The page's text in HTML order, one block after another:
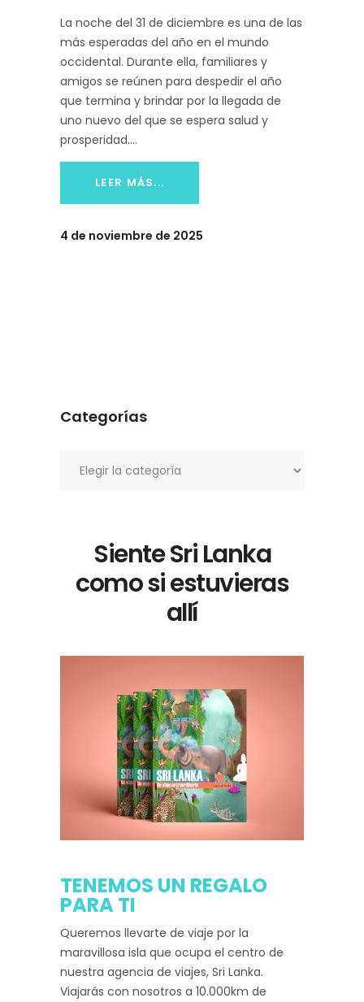
La noche del 31 de diciembre es una de las
más esperadas del año en el mundo
occidental. Durante ella, familiares y
amigos se reúnen para despedir el año
que termina y brindar por la llegada de
uno nuevo del que se espera salud y
prosperidad.
LEER MÁS...
4 de noviembre de 2025
Categorías
Siente Sri Lanka
como si estuvieras
allí
TENEMOS UN REGALO
PARA TI
Queremos llevarte de viaje por la
maravillosa isla que ocupa el centro de
nuestra agencia de viajes, Sri Lanka.
Viajarás con nosotros a 10.000km de